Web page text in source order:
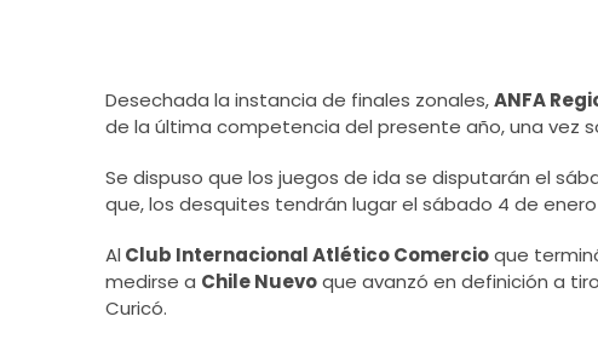
Desechada la instancia de finales zonales,ANFA
de la última competencia del presente año, una vez
Se dispuso que los juegos de ida se disputarán el
que, los desquites tendrán lugar el sábado 4 de enero
Al Club Internacional Atlético Comercioque
medirse a Chile Nuevoque avanzó en definición a
Curicó.